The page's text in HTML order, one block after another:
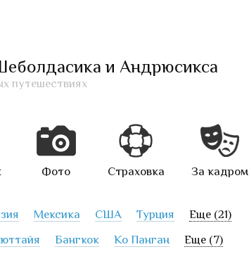
и Андрюсикса
путешествиях
Фото Страховка За кадром
Мексика США Турция
Еще (21)
Бангкок Ко Панган Еще (7)